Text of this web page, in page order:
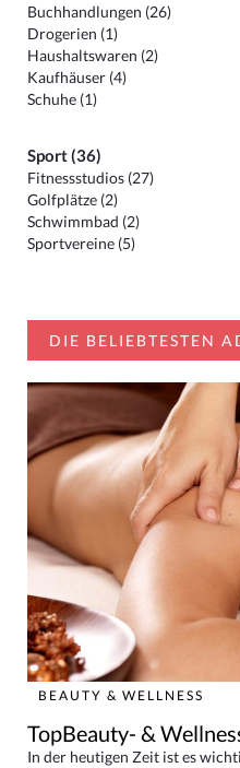
Buchhandlungen (26)
Drogerien (1)
Haushaltswaren (2)
Kaufhäuser (4)
Schuhe (1)
Sport (36)
Fitnessstudios (27)
Golfplätze (2)
Schwimmbad (2)
Sportvereine (5)
DIE BELIEBTESTEN
BEAUTY & WELLNESS
TopBeauty- &
In der heutigen Zeit ist es